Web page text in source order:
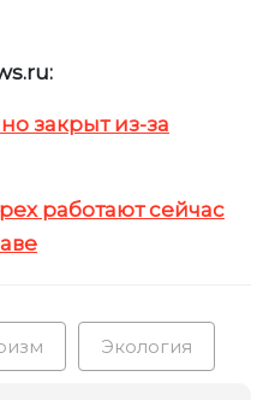
закрыт из-за
работают сейчас
Экология